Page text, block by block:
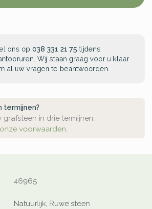
ons op 038 331 21 75 tijdens
Wij staan graag voor u klaar
al uw vragen te beantwoorden.
termijnen?
grafsteen in drie termijnen.
voorwaarden.
46965
Natuurlijk, Ruwe steen